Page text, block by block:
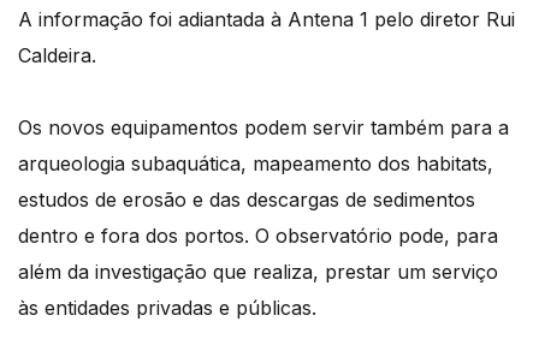
A informação foi adiantada à Antena 1 pelo diretor Rui
Caldeira.
Os novos equipamentos podem servir também para a
arqueologia subaquática, mapeamento dos habitats,
estudos de erosão e das descargas de sedimentos
dentro e fora dos portos. O observatório pode, para
além da investigação que realiza, prestar um serviço
às entidades privadas e públicas.